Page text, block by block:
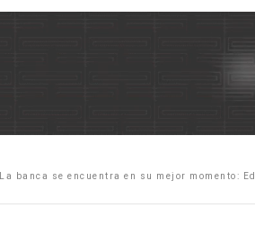
La banca se encuentra en su mejor momento: